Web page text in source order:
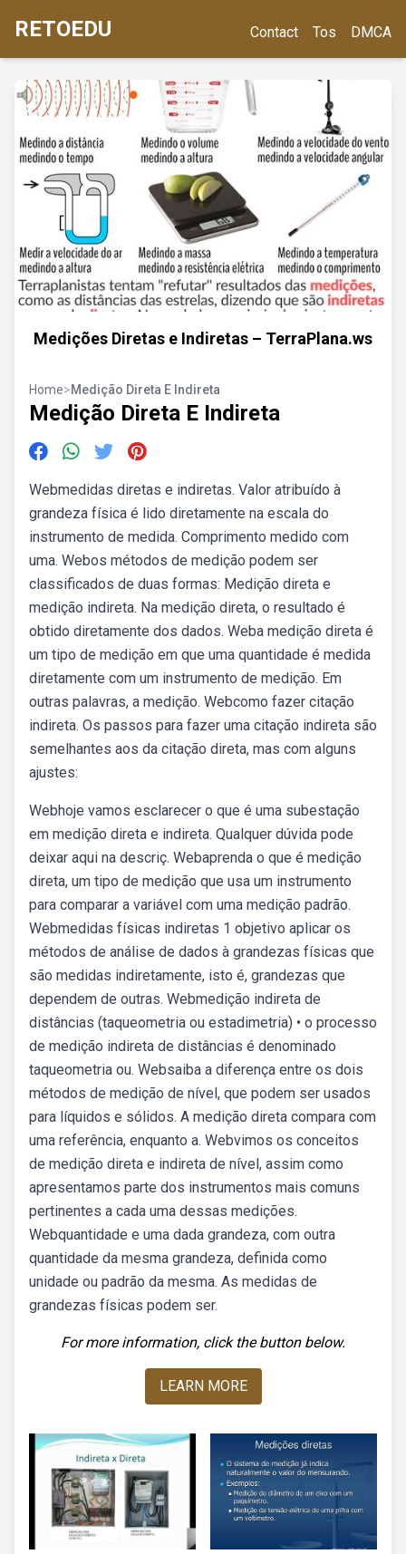
RETOEDU Contact Tos DMCA
Medições Diretas e Indiretas – TerraPlana.ws
Home>Medição Direta E Indireta
Medição Direta E Indireta
Webmedidas diretas e indiretas. Valor atribuído à
grandeza física é lido diretamente na escala do
instrumento de medida. Comprimento medido com
uma. Webos métodos de medição podem ser
classificados de duas formas: Medição direta e
medição indireta. Na medição direta, o resultado é
obtido diretamente dos dados. Weba medição direta é
um tipo de medição em que uma quantidade é medida
diretamente com um instrumento de medição. Em
outras palavras, a medição. Webcomo fazer citação
indireta. Os passos para fazer uma citação indireta são
semelhantes aos da citação direta, mas com alguns
ajustes:
Webhoje vamos esclarecer o que é uma subestação
em medição direta e indireta. Qualquer dúvida pode
deixar aqui na descriç. Webaprenda o que é medição
direta, um tipo de medição que usa um instrumento
para comparar a variável com uma medição padrão.
Webmedidas físicas indiretas 1 objetivo aplicar os
métodos de análise de dados à grandezas físicas que
são medidas indiretamente, isto é, grandezas que
dependem de outras. Webmedição indireta de
distâncias (taqueometria ou estadimetria) • o processo
de medição indireta de distâncias é denominado
taqueometria ou. Websaiba a diferença entre os dois
métodos de medição de nível, que podem ser usados
para líquidos e sólidos. A medição direta compara com
uma referência, enquanto a. Webvimos os conceitos
de medição direta e indireta de nível, assim como
apresentamos parte dos instrumentos mais comuns
pertinentes a cada uma dessas medições.
Webquantidade e uma dada grandeza, com outra
quantidade da mesma grandeza, definida como
unidade ou padrão da mesma. As medidas de
grandezas físicas podem ser.
For more information, click the button below.
LEARN MORE